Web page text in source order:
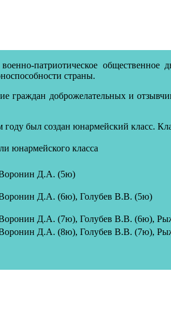
патриотическое
страны.
граждан доброжелательных и
был создан юнармейский класс.
юнармейского класса
Д.А. (5ю)
Д.А. (6ю), Голубев В.В. (5ю)
Д.А. (7ю), Голубев В.В. (6ю),
Д.А. (8ю), Голубев В.В. (7ю),